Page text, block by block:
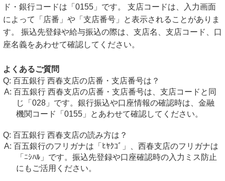
ド・銀行コードは「0155」です。 支店コードは、入力画面
によって「店番」や「支店番号」と表示されることがありま
す。 振込先登録や給与振込の際は、支店名、支店コード、口
座名義をあわせて確認してください。
よくあるご質問
百五銀行 西春支店の店番・支店番号は？
百五銀行 西春支店の店番・支店番号は、支店コードと同
じ「028」です。銀行振込や口座情報の確認時は、金融
機関コード「0155」とあわせて確認してください。
百五銀行 西春支店の読み方は？
百五銀行のフリガナは「ﾋﾔｸｺﾞ」、西春支店のフリガナは
「ﾆｼﾊﾙ」です。振込先登録や口座確認時の入力ミス防止
にもご活用ください。